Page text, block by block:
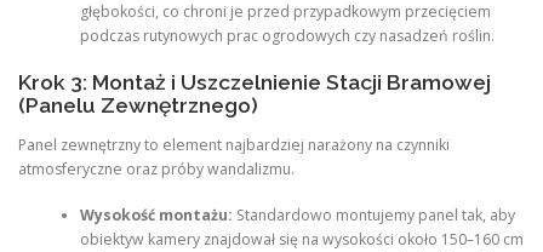
głębokości, co chroni je przed przypadkowym przecięciem
podczas rutynowych prac ogrodowych czy nasadzeń roślin.
Krok 3: Montaż i Uszczelnienie Stacji Bramowej
(Panelu Zewnętrznego)
Panel zewnętrzny to element najbardziej narażony na czynniki
atmosferyczne oraz próby wandalizmu.
Wysokość montażu: Standardowo montujemy panel tak, aby
obiektyw kamery znajdował się na wysokości około 150–160 cm